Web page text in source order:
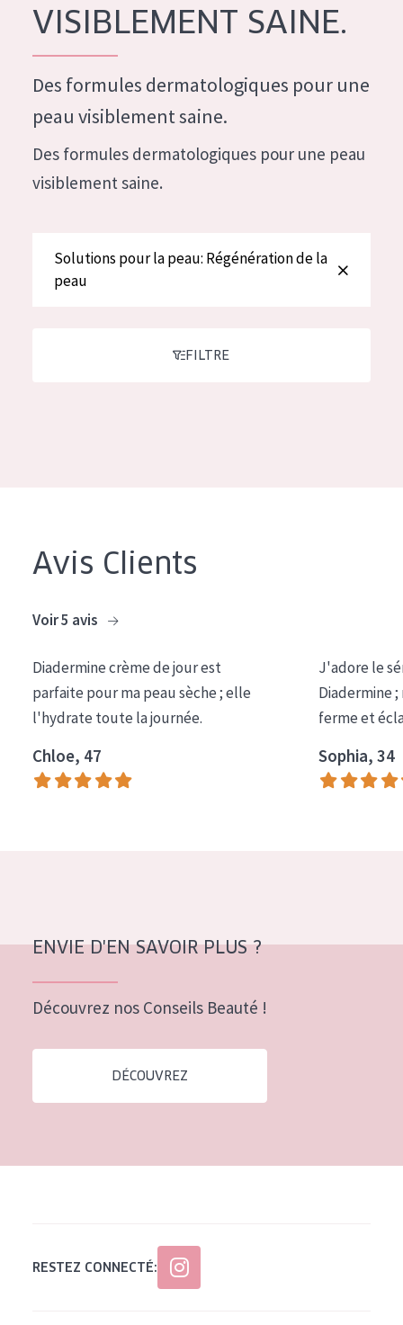
Hydratation et éclat
Réduction des rides
Régénération de la peau
Raffermissement de la peau
Peau ménopausée
Crème de Nuit
TYPE DE PEAU
Peau sensible
Peau mixte ou grasse
Peau mature
ÂGE :
German
Spanish
Greek
VISIBLEMENT SAINE.
Des formules dermatologiques pour une
peau visiblement saine.
Des formules dermatologiques pour une peau
visiblement saine.
Solutions pour la peau: Régénération de la
peau
FILTRE
Avis Clients
Voir 5 avis
Diadermine crème de jour est
parfaite pour ma peau sèche ; elle
l'hydrate toute la journée.
Chloe, 47
J'adore le
Diadermine
ferme et
Sophia, 34
ENVIE D'EN SAVOIR PLUS ?
Découvrez nos Conseils Beauté !
DÉCOUVREZ
RESTEZ CONNECTÉ: